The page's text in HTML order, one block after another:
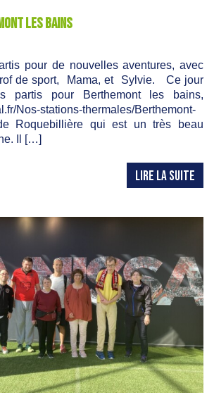
les bains
pour de nouvelles aventures, avec
de sport, Mama, et Sylvie. Ce jour
partis pour Berthemont les bains,
Nos-stations-thermales/Berthemont-
Roquebillière qui est un très beau
Il […]
LIRE LA SUITE